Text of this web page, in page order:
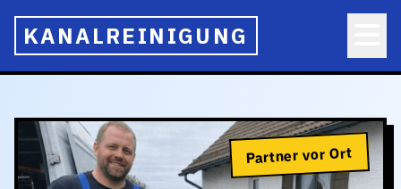
KANALREINIGUNG
Partner vor Ort